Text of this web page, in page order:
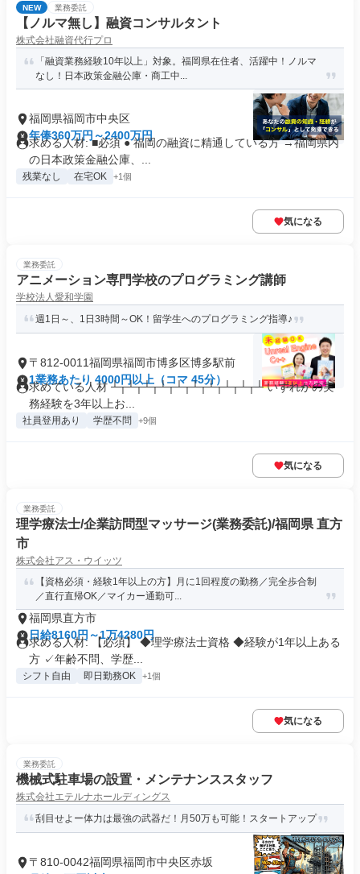
NEW 業務委託
【ノルマ無し】融資コンサルタント
株式会社融資代行プロ
「融資業務経験10年以上」対象。福岡県在住者、活躍中！ノルマ
なし！日本政策金融公庫・商工中...
福岡県福岡市中央区
年俸360万円～2400万円
求める人材: ■必須 ● 福岡の融資に精通している方 →福岡県内
の日本政策金融公庫、...
残業なし 在宅OK +1個
気になる
業務委託
アニメーション専門学校のプログラミング講師
学校法人愛和学園
週1日～、1日3時間～OK！留学生へのプログラミング指導♪
〒812-0011福岡県福岡市博多区博多駅前
1業務あたり 4000円以上（コマ 45分）
求めている人材 ┴┬┴┬┴┬┴┬┴┬┴┬┴┬┴┬┴┬┴ いずれかの実
務経験を3年以上お...
社員登用あり 学歴不問 +9個
気になる
業務委託
理学療法士/企業訪問型マッサージ(業務委託)/福岡県 直方
市
株式会社アス・ウイッツ
【資格必須・経験1年以上の方】月に1回程度の勤務／完全歩合制
／直行直帰OK／マイカー通勤可...
福岡県直方市
日給8160円～1万4280円
求める人材: 【必須】 ◆理学療法士資格 ◆経験が1年以上ある
方 ✓年齢不問、学歴...
シフト自由 即日勤務OK +1個
気になる
業務委託
機械式駐車場の設置・メンテナンススタッフ
株式会社エテルナホールディングス
刮目せよー体力は最強の武器だ！月50万も可能！スタートアップ
〒810-0042福岡県福岡市中央区赤坂